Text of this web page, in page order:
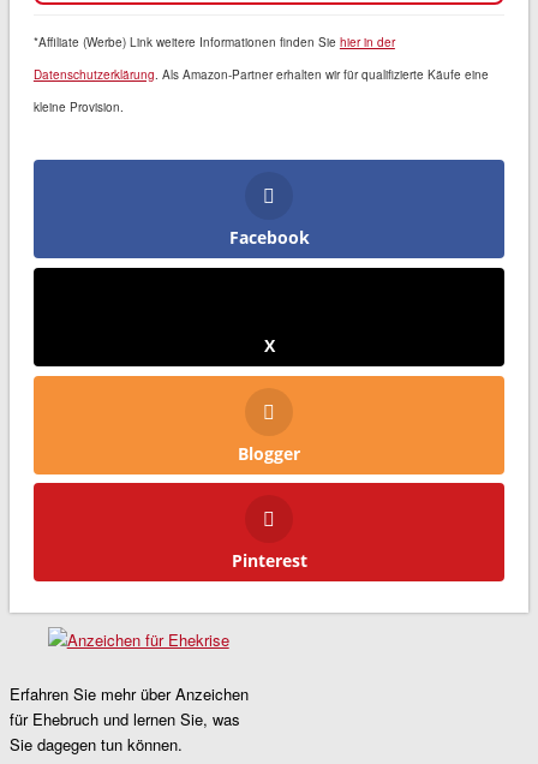
*Affiliate (Werbe) Link weitere Informationen finden Sie hier in der
Datenschutzerklärung. Als Amazon-Partner erhalten wir für qualifizierte Käufe eine
kleine Provision.
Facebook
X
Blogger
Pinterest
Erfahren Sie mehr über Anzeichen
für Ehebruch und lernen Sie, was
Sie dagegen tun können.